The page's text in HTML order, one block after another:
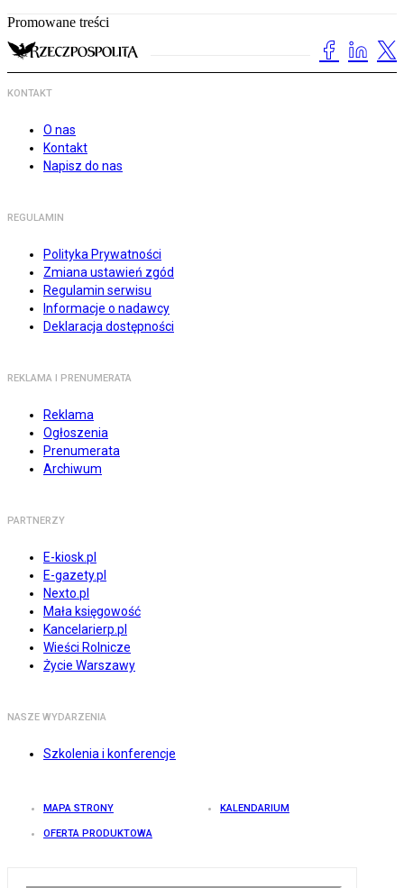
Promowane treści
KONTAKT
O nas
Kontakt
Napisz do nas
REGULAMIN
Polityka Prywatności
Zmiana ustawień zgód
Regulamin serwisu
Informacje o nadawcy
Deklaracja dostępności
REKLAMA I PRENUMERATA
Reklama
Ogłoszenia
Prenumerata
Archiwum
PARTNERZY
E-kiosk.pl
E-gazety.pl
Nexto.pl
Mała księgowość
Kancelarierp.pl
Wieści Rolnicze
Życie Warszawy
NASZE WYDARZENIA
Szkolenia i konferencje
MAPA STRONY KALENDARIUM
OFERTA PRODUKTOWA